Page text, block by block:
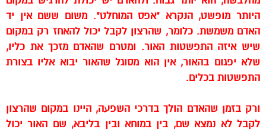
היותר מופשט, הנקרא "אפס המוחלט". משום ששם אין יד
האדם משמשת. כלומר, שהרצון לקבל יכול להאחז רק במקום
שיש איזה התפשטות האור. ומטרם שהאדם מזכך את כליו,
שלא יפגום בהאור, אין הוא מסוגל שהאור יבוא אליו בצורת
התפשטות בכלים.
ורק בזמן שהאדם הולך בדרכי השפעה, היינו במקום שהרצון
לקבל לא נמצא שם, בין במוחא ובין בליבא, שם האור יכול